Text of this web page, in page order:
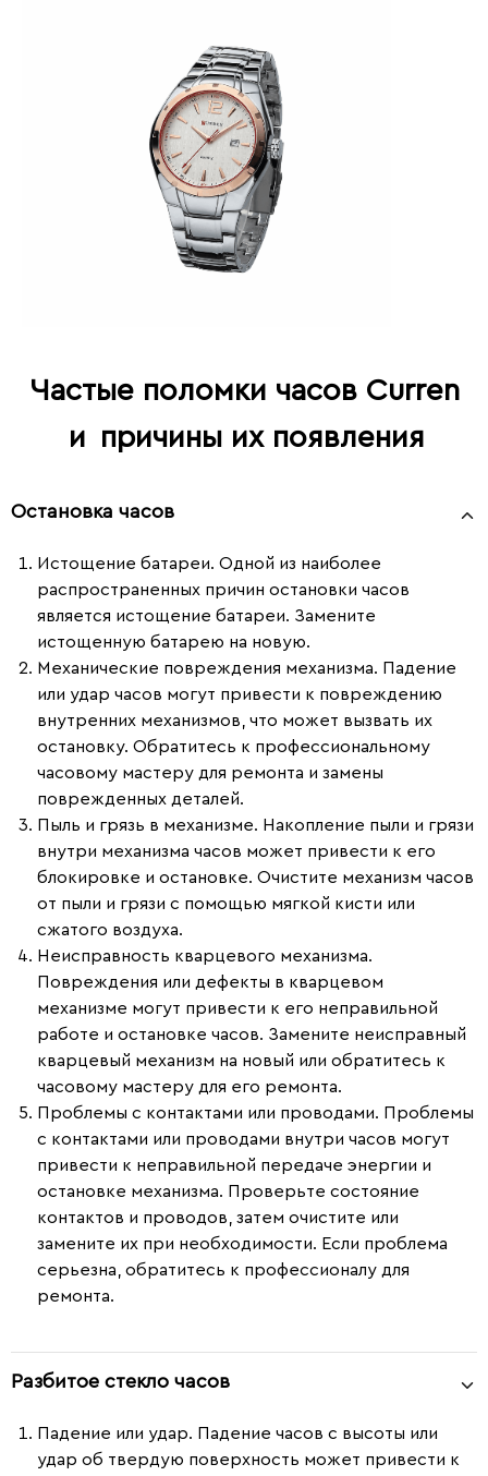
Частые поломки часов Curren
и причины их появления
Остановка часов
Истощение батареи. Одной из наиболее
распространенных причин остановки часов
является истощение батареи. Замените
истощенную батарею на новую.
Механические повреждения механизма. Падение
или удар часов могут привести к повреждению
внутренних механизмов, что может вызвать их
остановку. Обратитесь к профессиональному
часовому мастеру для ремонта и замены
поврежденных деталей.
Пыль и грязь в механизме. Накопление пыли и грязи
внутри механизма часов может привести к его
блокировке и остановке. Очистите механизм часов
от пыли и грязи с помощью мягкой кисти или
сжатого воздуха.
Неисправность кварцевого механизма.
Повреждения или дефекты в кварцевом
механизме могут привести к его неправильной
работе и остановке часов. Замените неисправный
кварцевый механизм на новый или обратитесь к
часовому мастеру для его ремонта.
Проблемы с контактами или проводами. Проблемы
с контактами или проводами внутри часов могут
привести к неправильной передаче энергии и
остановке механизма. Проверьте состояние
контактов и проводов, затем очистите или
замените их при необходимости. Если проблема
серьезна, обратитесь к профессионалу для
ремонта.
Разбитое стекло часов
Падение или удар. Падение часов с высоты или
удар об твердую поверхность может привести к